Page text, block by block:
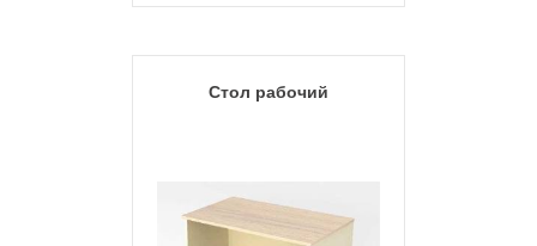
Стол рабочий